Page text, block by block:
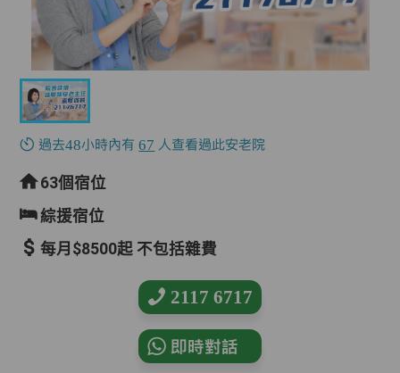
過去48小時內有67 人查看過此安老院
63個宿位
綜援宿位
每月$8500起 不包括雜費
2117 6717
即時對話